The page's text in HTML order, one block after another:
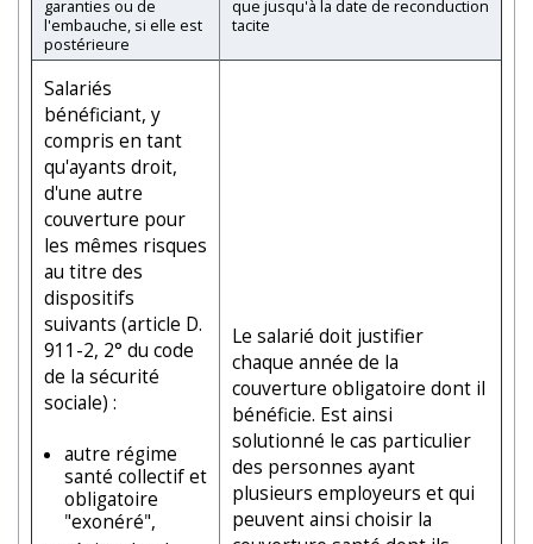
garanties ou de
l'embauche, si elle est
postérieure
que jusqu'à la date de reconduction
tacite
Salariés
bénéficiant, y
compris en tant
qu'ayants droit,
d'une autre
couverture pour
les mêmes risques
au titre des
dispositifs
suivants (article D.
911-2, 2° du code
de la sécurité
sociale) :
autre régime
santé collectif et
obligatoire
"exonéré",
Le salarié doit justifier
chaque année de la
couverture obligatoire dont il
bénéficie. Est ainsi
solutionné le cas particulier
des personnes ayant
plusieurs employeurs et qui
peuvent ainsi choisir la